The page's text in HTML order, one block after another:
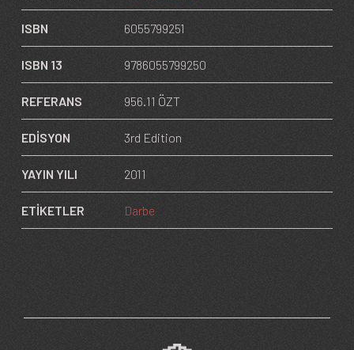
ISBN 6055799251
ISBN 13 9786055799250
REFERANS 956.11 ÖZT
EDİSYON 3rd Edition
YAYIN YILI 2011
ETİKETLER Darbe